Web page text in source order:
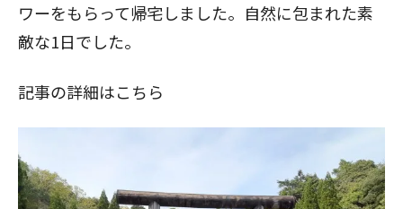
ワーをもらって帰宅しました。自然に包まれた素
敵な1日でした。
記事の詳細はこちら